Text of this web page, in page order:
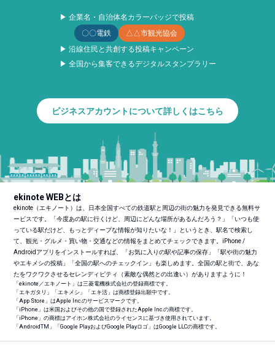
▶ 企業名・自治体名カラーバッジで投稿
〇〇電鉄
△△市観光協会
▶ 沿線住民と共創する投稿キャンペーン
▶ 全国から集客できるデジタルスタンプラリー
ビジネスアカウントについて詳しくはこちら
ekinote WEBとは
ekinote（エキノート）は、日本全国すべての鉄道駅と周辺の街の魅力を発見できる無料サ
ービスです。「今度あの駅に行くけど、周辺にどんな場所があるんだろう？」「いつも使
っている駅だけど、もっとディープな情報が知りたいな！」というとき、駅名で検索し
て、観光・グルメ・買い物・交通などの情報をまとめてチェックできます。iPhone /
Androidアプリをインストールすれば、「お気に入りの駅や記事の保存」「駅や街の魅力
やエキメシの投稿」「全国の駅へのチェックイン」も楽しめます。全国の駅と街で、あな
たをワクワクさせるセレンディピティ（素敵な偶然との出逢い）がありますように！
「ekinote／エキノート」は三菱電機株式会社の登録商標です。
「エキガタリ」「エキメシ」「エキ活」は商標登録出願中です。
「App Store」はApple Inc.のサービスマークです。
「iPhone」は米国およびその他の国で登録されたApple Inc.の商標です。
「iPhone」の商標はアイホン株式会社のライセンスに基づき使用されています。
「AndroidTM 」「Google PlayおよびGoogle Playロゴ」はGoogle LLCの商標です。